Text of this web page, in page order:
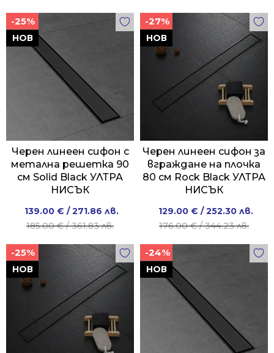
НОВ
-25%
Черен линеен сифон с
метална решетка 90
см Solid Black УЛТРА
НИСЪК
185.00€/ 361.83 лв.
Original
price
185.00 €
/
361.83 лв..
139.00 € / 271.86 лв.
Current
price
139.00 €
/
271.86 лв..
НОВ
-27%
Черен линеен сифон за
вграждане на плочка
80 см Rock Black УЛТРА
НИСЪК
176.00€/ 344.23 лв.
Original
price
129.00 € / 252.30 лв.
Current
price
НОВ
-25%
НОВ
-24%